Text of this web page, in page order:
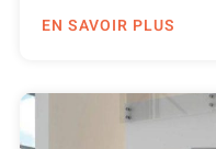
EN SAVOIR PLUS